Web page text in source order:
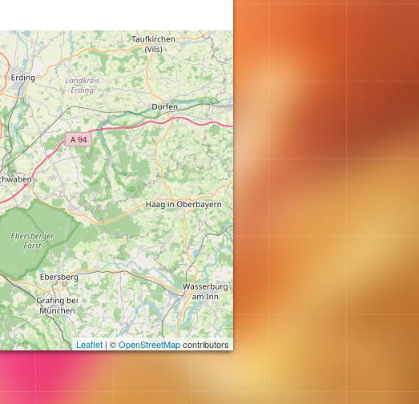
Leaflet | ©OpenStreetMapcontributors